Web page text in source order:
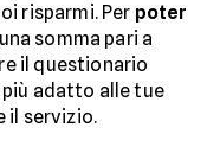
risparmi. Per poter
somma pari a
il questionario
adatto alle tue
il servizio.